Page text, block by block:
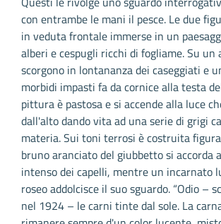
con entrambe le mani il pesce. Le due
in veduta frontale immerse in un
alberi e cespugli ricchi di fogliame. Su un
scorgono in lontananza dei caseggiati e
morbidi impasti fa da cornice alla testa
pittura è pastosa e si accende alla luce
dall'alto dando vita ad una serie di grigi
materia. Sui toni terrosi è costruita
bruno aranciato del giubbetto si accorda
intenso dei capelli, mentre un incarnato
roseo addolcisce il suo sguardo. “Odio –
nel 1924 – le carni tinte dal sole. La